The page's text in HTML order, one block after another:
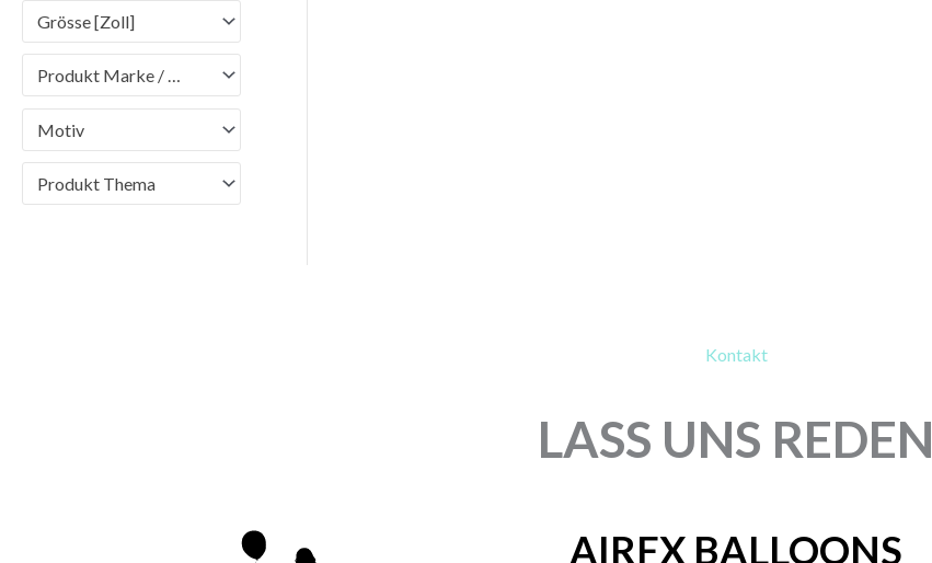
Grösse [Zoll]
Produkt Marke / Brand
Motiv
Produkt Thema
Kontakt
LASS UNS REDEN
AIRFX BALLOONS